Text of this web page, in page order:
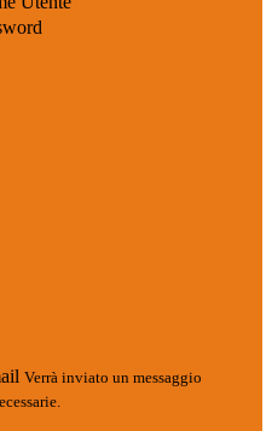
Verrà inviato un messaggio